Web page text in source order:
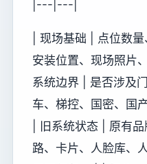
|---|---|
| 现场基础 | 点位数
安装位置、现场照片
系统边界 | 是否涉及
车、梯控、国密、国
| 旧系统状态 | 原有
路、卡片、人脸库、